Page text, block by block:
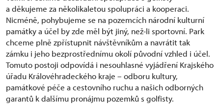
a děkujeme za několikaletou spolupráci a kooperaci.
Nicméně, pohybujeme se na pozemcích národní kulturní
památky a účel by zde měl být jiný, než-li sportovní. Park
chceme plně zpřístupnit návštěvníkům a navrátit tak
zámku i jeho bezprostřednímu okolí původní vzhled i účel.
Tomuto postoji odpovídá i nesouhlasné vyjádření Krajského
úřadu Královéhradeckého kraje – odboru kultury,
památkové péče a cestovního ruchu a našich odborných
garantů k dalšímu pronájmu pozemků s golfisty.